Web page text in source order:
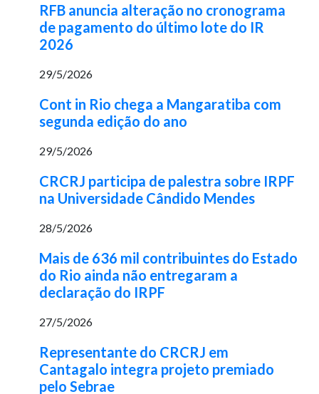
RFB anuncia alteração no cronograma
de pagamento do último lote do IR
2026
29/5/2026
Cont in Rio chega a Mangaratiba com
segunda edição do ano
29/5/2026
CRCRJ participa de palestra sobre IRPF
na Universidade Cândido Mendes
28/5/2026
Mais de 636 mil contribuintes do Estado
do Rio ainda não entregaram a
declaração do IRPF
27/5/2026
Representante do CRCRJ em
Cantagalo integra projeto premiado
pelo Sebrae